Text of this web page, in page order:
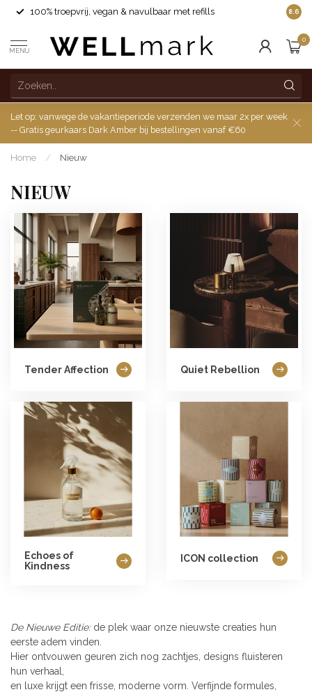
100% troepvrij, vegan & navulbaar met refills 8.6
MENU
0
Let op: vanwege de vakantieperiode verzenden we maar 2x per week
-- Gratis geurkaars Dark Amber bij bestellingen vanaf €60
Home / Nieuw
NIEUW
Tender Affection Quiet Rebellion
Echoes of
Kindness
ICON collection
De Nieuwe Editie:de plek waar onze nieuwste creaties hun
eerste adem vinden.
Hier ontvouwen geuren zich nog zachtjes, designs fluisteren
hun verhaal,
en luxe krijgt een frisse, moderne vorm. Verfijnde formules,